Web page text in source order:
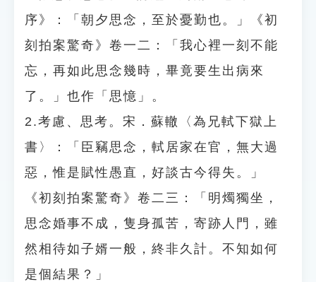
序》：「朝夕思念，至於憂勤也。」《初
刻拍案驚奇》卷一二：「我心裡一刻不能
忘，再如此思念幾時，畢竟要生出病來
了。」也作「思憶」。
2.考慮、思考。宋．蘇轍〈為兄軾下獄上
書〉：「臣竊思念，軾居家在官，無大過
惡，惟是賦性愚直，好談古今得失。」
《初刻拍案驚奇》卷二三：「明燭獨坐，
思念婚事不成，隻身孤苦，寄跡人門，雖
然相待如子婿一般，終非久計。不知如何
是個結果？」